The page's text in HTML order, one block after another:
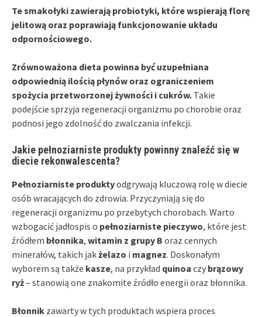
Te smakołyki zawierają probiotyki, które wspierają florę
jelitową oraz poprawiają funkcjonowanie układu
odpornościowego.
Zrównoważona dieta powinna być uzupełniana
odpowiednią ilością płynów oraz ograniczeniem
spożycia przetworzonej żywności i cukrów. Takie
podejście sprzyja regeneracji organizmu po chorobie oraz
podnosi jego zdolność do zwalczania infekcji.
Jakie pełnoziarniste produkty powinny znaleźć się w
diecie rekonwalescenta?
Pełnoziarniste produktyodgrywają kluczową rolę w diecie
osób wracających do zdrowia. Przyczyniają się do
regeneracji organizmu po przebytych chorobach. Warto
wzbogacić jadłospis o pełnoziarniste pieczywo, które jest
źródłem błonnika, witamin z grupy B oraz cennych
minerałów, takich jakżelazo i magnez. Doskonałym
wyborem są także kasze, na przykład quinoa czy brązowy
ryż– stanowią one znakomite źródło energii oraz błonnika.
Błonnik zawarty w tych produktach wspiera proces